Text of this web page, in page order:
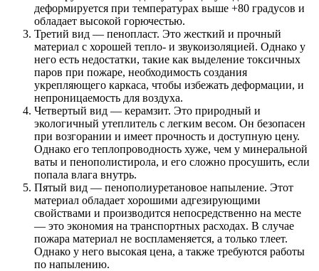
деформируется при температурах выше +80 градусов и
обладает высокой горючестью.
Третий вид — пенопласт. Это жесткий и прочный
материал с хорошей тепло- и звукоизоляцией. Однако у
него есть недостатки, такие как выделение токсичных
паров при пожаре, необходимость создания
укрепляющего каркаса, чтобы избежать деформации, и
непроницаемость для воздуха.
Четвертый вид — керамзит. Это природный и
экологичный утеплитель с легким весом. Он безопасен
при возгорании и имеет прочность и доступную цену.
Однако его теплопроводность хуже, чем у минеральной
ваты и пенополистирола, и его сложно просушить, если
попала влага внутрь.
Пятый вид — пенополиуретановое напыление. Этот
материал обладает хорошими адгезирующими
свойствами и производится непосредственно на месте
— это экономия на транспортных расходах. В случае
пожара материал не воспламеняется, а только тлеет.
Однако у него высокая цена, а также требуются работы
по напылению.